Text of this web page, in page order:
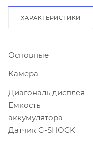
ХАРАКТЕРИСТИКИ
Основные
Камера
Диагональ дисплея
Емкость
аккумулятора
Датчик G-SHOCK